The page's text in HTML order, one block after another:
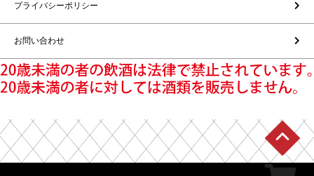
プライバシーポリシー
お問い合わせ